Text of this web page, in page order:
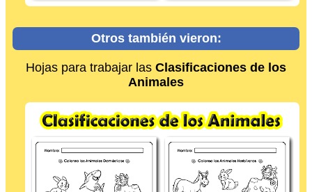
Otros también vieron:
Hojas para trabajar las Clasificaciones de los
Animales